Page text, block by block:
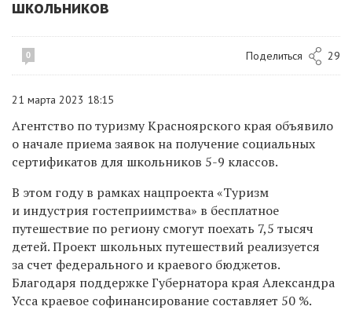
школьников
0 Поделиться 29
21 марта 2023 18:15
Агентство по туризму Красноярского края объявило
о начале приема заявок на получение социальных
сертификатов для школьников 5-9 классов.
В этом году в рамках нацпроекта «Туризм
и индустрия гостеприимства» в бесплатное
путешествие по региону смогут поехать 7,5 тысяч
детей. Проект школьных путешествий реализуется
за счет федерального и краевого бюджетов.
Благодаря поддержке Губернатора края Александра
Усса краевое софинансирование составляет 50 %.